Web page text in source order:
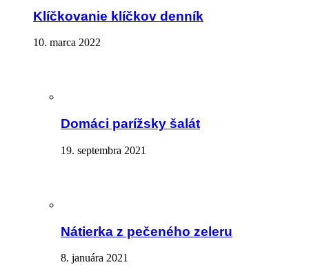
Klíčkovanie klíčkov denník
10. marca 2022
Domáci parížsky šalát
19. septembra 2021
Nátierka z pečeného zeleru
8. januára 2021